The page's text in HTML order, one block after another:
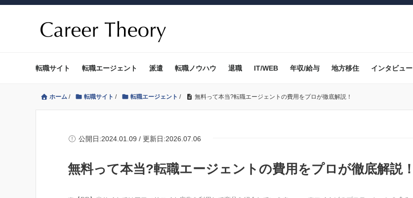
転職サイト 転職エージェント 派遣 転職ノウハウ 退職 IT/WEB 年収/給与 地方移住 インタビュー
ホーム / 転職サイト / 転職エージェント / 無料って本当?転職エージェントの費用をプロが徹底解説！
公開日:2024.01.09 / 更新日:2026.07.06
無料って本当?転職エージェントの費用をプロが徹底解説！